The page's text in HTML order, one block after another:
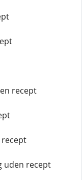
recept
recept
uden recept